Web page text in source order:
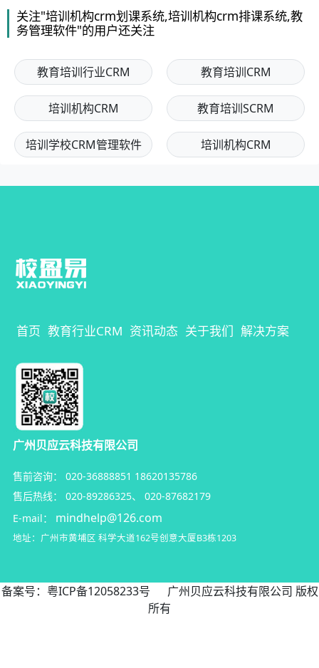
关注"培训机构crm划课系统,培训机构crm排课系统,教
务管理软件"的用户还关注
教育培训行业CRM 教育培训CRM
培训机构CRM 教育培训SCRM
培训学校CRM管理软件 培训机构CRM
首页 教育行业CRM 资讯动态 关于我们 解决方案
广州贝应云科技有限公司
售前咨询： 020-36888851 18620135786
售后热线：
020-89286325、 020-87682179
E-mail：
mindhelp@126.com
地址：广州市黄埔区 科学大道162号创意大厦B3栋1203
备案号： 粤ICP备12058233号 广州贝应云科技有限公司 版权
所有